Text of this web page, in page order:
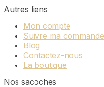
Autres liens
Mon compte
Suivre ma commande
Blog
Contactez-nous
La boutique
Nos sacoches